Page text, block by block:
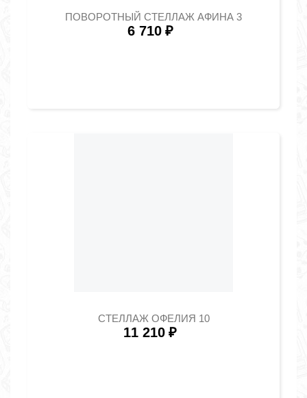
ПОВОРОТНЫЙ СТЕЛЛАЖ АФИНА 3
6 710 ₽
СТЕЛЛАЖ ОФЕЛИЯ 10
11 210 ₽